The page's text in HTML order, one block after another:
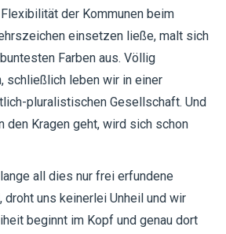
der Kommunen beim
einsetzen ließe, malt sich
Farben aus. Völlig
schließlich leben wir in einer
pluralistischen Gesellschaft. Und
den Kragen geht, wird sich schon
all dies nur frei erfundene
droht uns keinerlei Unheil und wir
beginnt im Kopf und genau dort